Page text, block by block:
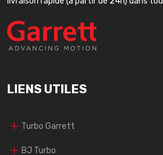
LIENS UTILES
Turbo Garrett
BJ Turbo